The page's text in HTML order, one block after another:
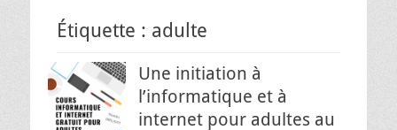
Étiquette : adulte
Une initiation à
l’informatique et à
internet pour adultes au